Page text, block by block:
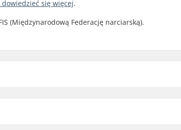
się więcej.
(Międzynarodową Federację narciarską).